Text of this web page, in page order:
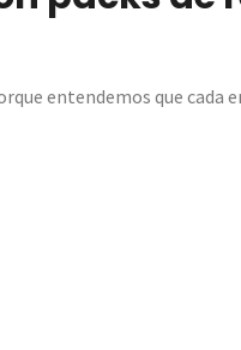
entendemos que cada